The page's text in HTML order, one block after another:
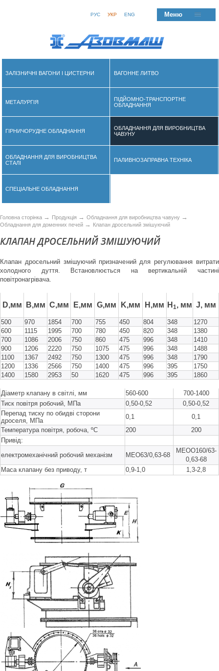
РУС УКР ENG Меню
ЗАЛІЗНИЧНІ ВАГОНИ І ЦИСТЕРНИ ВАГОННЕ ЛИТВО
МЕТАЛУРГІЯ
ПІДЙОМНО-ТРАНСПОРТНЕ
ОБЛАДНАННЯ
ГІРНИЧОРУДНЕ ОБЛАДНАННЯ
ОБЛАДНАННЯ ДЛЯ ВИРОБНИЦТВА
ЧАВУНУ
ОБЛАДНАННЯ ДЛЯ ВИРОБНИЦТВА
СТАЛІ
ПАЛИВНОЗАПРАВНА ТЕХНІКА
СПЕЦІАЛЬНЕ ОБЛАДНАННЯ
Головна сторінка → Продукція → Обладнання для виробництва чавуну →
Обладнання для доменних печей → Клапан дросельний змішуючий
КЛАПАН ДРОСЕЛЬНИЙ ЗМІШУЮЧИЙ
Клапан дросельний змішуючий призначений для регулювання витрати
холодного дуття. Встановлюється на вертикальній частині
повітронагрівача.
D,мм B,мм C,мм E,мм G,мм K,мм H,мм H 1, мм J, мм
500 970 1854 700 755 450 804 348
1270
600
1115 1995 700 780 450 820 348
1380
700
1086 2006 750 860 475 996 348
1410
900
1206 2220 750 1075 475 996 348
1488
1100
1367 2492 750 1300 475 996 348
1790
1200
1336 2566 750 1400 475 996 395
1750
1400
1580 2953 50 1620 475 996 395 1860
Діаметр клапану в світлі, мм 560-600
700-1400
Тиск повітря робочий, МПа
0,50-0,52
0,50-0,52
Перепад тиску по обидві сторони
дроселя, МПа
0,1
0,1
Температура повітря, робоча, ºС
200
200
Привід:
електромеханічний робочий механізм
МЕО63/0,63-68
МЕОО160/63-
0,63-68
Маса клапану без приводу, т
0,9-1,0 1,3-2,8